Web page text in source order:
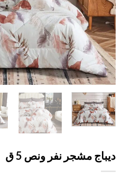
مشجر نفر ونص 5 ق